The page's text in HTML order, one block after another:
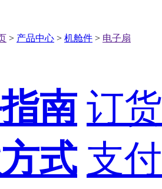
> 产品中心 > 机舱件 > 电子扇
南 订
式 支